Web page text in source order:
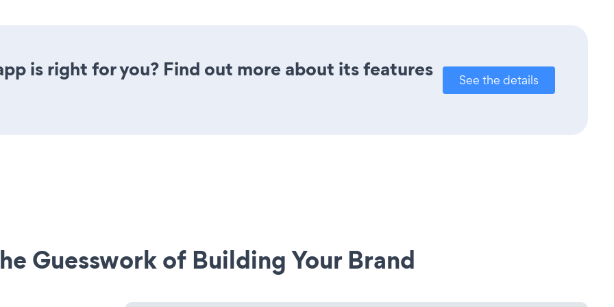
is right for you? Find out more about its features See the details
Guesswork of Building Your Brand